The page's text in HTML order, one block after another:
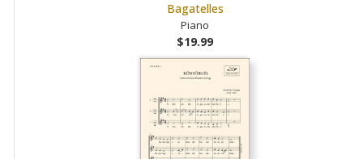
Bagatelles
Piano
$19.99